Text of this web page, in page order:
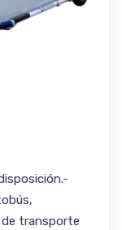
de transporte